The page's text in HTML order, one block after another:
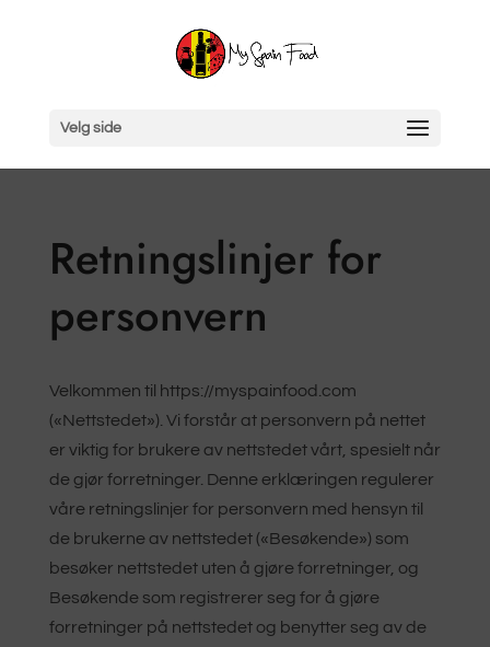
Velg side
Retningslinjer for
personvern
Velkommen til https://myspainfood.com
(«Nettstedet»). Vi forstår at personvern på nettet
er viktig for brukere av nettstedet vårt, spesielt når
de gjør forretninger. Denne erklæringen regulerer
våre retningslinjer for personvern med hensyn til
de brukerne av nettstedet («Besøkende») som
besøker nettstedet uten å gjøre forretninger, og
Besøkende som registrerer seg for å gjøre
forretninger på nettstedet og benytter seg av de